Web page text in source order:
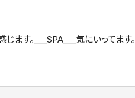
ます。___SPA___気にいってます。